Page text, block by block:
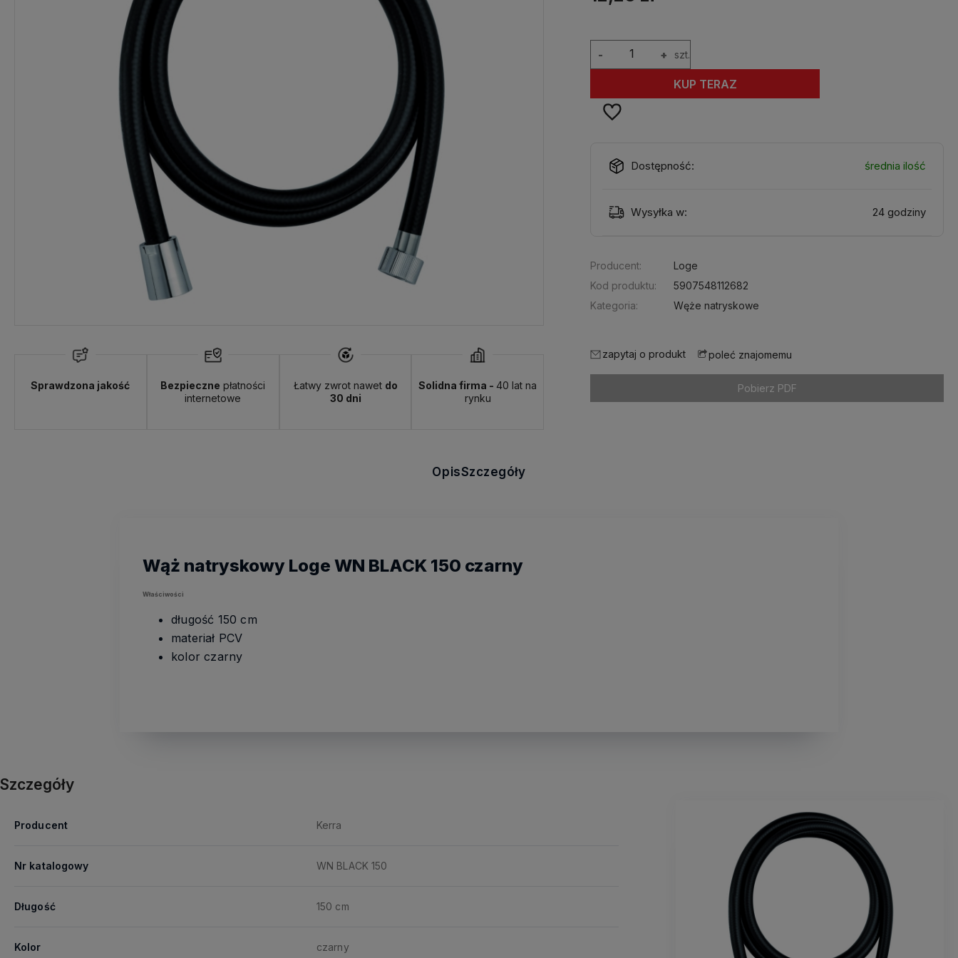
Sprawdzona jakość Bezpieczne płatności
internetowe
Łatwy zwrot nawet do
30 dni
Solidna firma -40 lat na
rynku
+
- szt.
KUP TERAZ
Dostępność: średnia ilość
Wysyłka w: 24 godziny
Producent:
Loge
Kod produktu:
5907548112682
Kategoria:
Węże natryskowe
zapytaj o produkt poleć znajomemu
Pobierz PDF
OpisSzczegóły
Wąż natryskowy Loge WN BLACK 150 czarny
Właściwości
długość 150 cm
materiał PCV
kolor czarny
Szczegóły
Producent Kerra
Nr katalogowy WN BLACK 150
Długość 150 cm
Kolor czarny